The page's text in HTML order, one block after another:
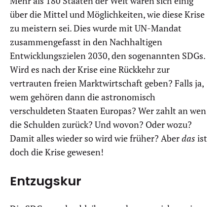
über die Mittel und Möglichkeiten, wie diese Krise
zu meistern sei. Dies wurde mit UN-Mandat
zusammengefasst in den Nachhaltigen
Entwicklungszielen 2030, den sogenannten SDGs.
Wird es nach der Krise eine Rückkehr zur
vertrauten freien Marktwirtschaft geben? Falls ja,
wem gehören dann die astronomisch
verschuldeten Staaten Europas? Wer zahlt an wen
die Schulden zurück? Und wovon? Oder wozu?
Damit alles wieder so wird wie früher? Aberdas ist
doch die Krise gewesen!
Entzugskur